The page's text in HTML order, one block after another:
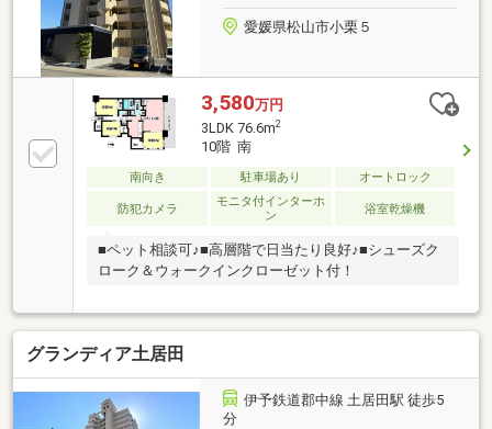
愛媛県松山市小栗５
3,580万円
3LDK 76.6m2
10階 南
南向き 駐車場あり オートロック
防犯カメラ
モニタ付インターホ
ン
浴室乾燥機
■ペット相談可♪■高層階で日当たり良好♪■シューズク
ローク＆ウォークインクローゼット付！
グランディア土居田
伊予鉄道郡中線 土居田駅 徒歩5
分